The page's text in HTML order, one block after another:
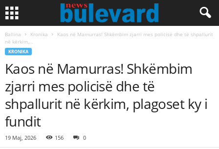
Ballina Kronika
Kaos në Mamurras! Shkëmbim zjarri mes policisë dhe të shpallurit
në kërkim,...
KRONIKA
Kaos në Mamurras! Shkëmbim
zjarri mes policisë dhe të
shpallurit në kërkim, plagoset ky i
fundit
19 Maj, 2026 156 0